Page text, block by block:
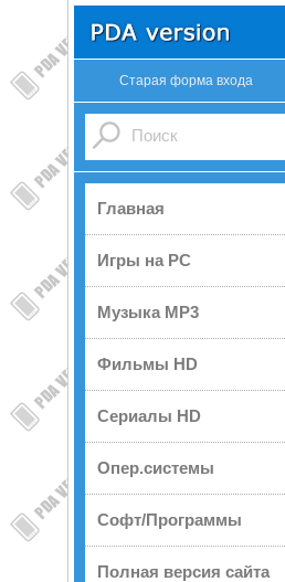
Старая форма входа
Главная
Игры на PC
Музыка MP3
Фильмы HD
Сериалы HD
Опер.системы
Софт/Программы
Полная версия сайта